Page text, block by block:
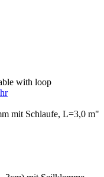
with loop
mit Schlaufe, L=3,0 m"